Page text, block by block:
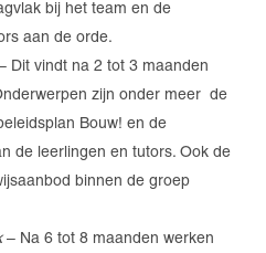
bij het team en de
aan de orde.
Dit vindt na 2 tot 3 maanden
zijn onder meer de
Bouw! en de
de leerlingen en tutors. Ook de
binnen de groep
– Na 6 tot 8 maanden werken